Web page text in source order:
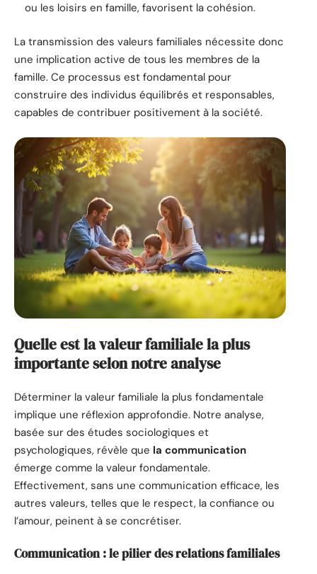
ou les loisirs en famille, favorisent la cohésion.
La transmission des valeurs familiales nécessite donc
une implication active de tous les membres de la
famille. Ce processus est fondamental pour
construire des individus équilibrés et responsables,
capables de contribuer positivement à la société.
Quelle est la valeur familiale la plus
importante selon notre analyse
Déterminer la valeur familiale la plus fondamentale
implique une réflexion approfondie. Notre analyse,
basée sur des études sociologiques et
psychologiques, révèle que la communication
émerge comme la valeur fondamentale.
Effectivement, sans une communication efficace, les
autres valeurs, telles que le respect, la confiance ou
l’amour, peinent à se concrétiser.
Communication : le pilier des relations familiales